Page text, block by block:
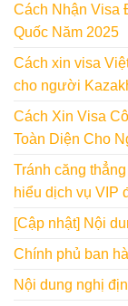
Cách Nhận Visa
Quốc Năm 2025
Cách xin visa
cho người
Cách Xin Visa
Toàn Diện Cho
Tránh căng
hiểu dịch vụ VIP
[Cập nhật] Nội
Chính phủ ban
Nội dung nghị